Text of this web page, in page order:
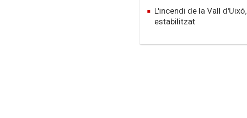
L'incendi de la Vall d'Uixó,
estabilitzat